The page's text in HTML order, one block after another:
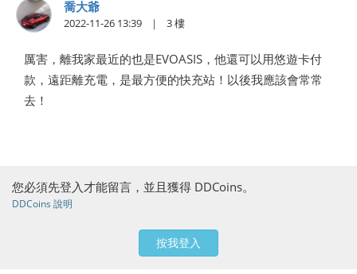
喬大爺
2022-11-26 13:39 3
厲害，離我家最近的也是EVOASIS，他還可以用悠遊卡付
款，遠距離充電，是最方便的快充站！以後我應該會常常
去！
您必須先登入才能留言，並且獲得 DDCoins。
DDCoins 說明
按我登入